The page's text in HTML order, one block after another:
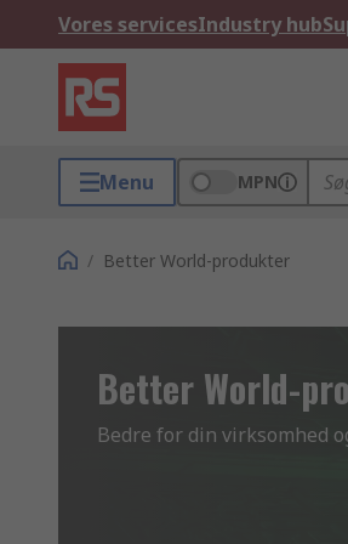
Vores servicesIndustry hub
Menu MPN
/ Better World-produkter
Better World-
Bedre for din virksomhed